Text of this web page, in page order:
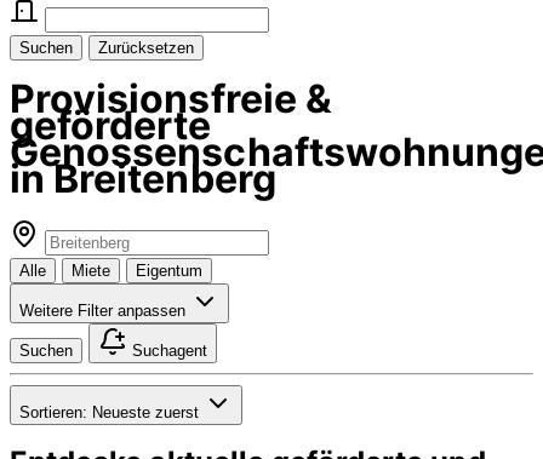
Suchen Zurücksetzen
Provisionsfreie &
geförderte
in Breitenberg
Alle Miete Eigentum
Weitere Filter anpassen
Suchen Suchagent
Sortieren: Neueste zuerst